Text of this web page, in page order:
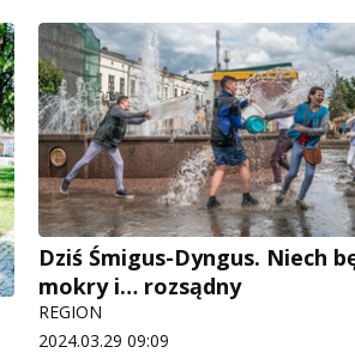
Dziś Śmigus-Dyngus. Niech
mokry i… rozsądny
REGION
2024.03.29 09:09